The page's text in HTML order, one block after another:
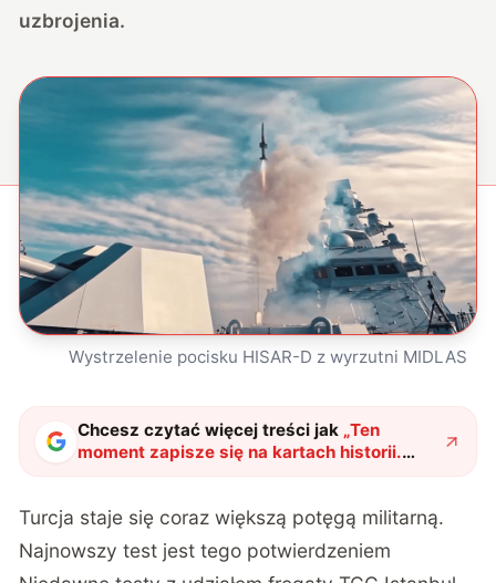
uzbrojenia.
Wystrzelenie pocisku HISAR-D z wyrzutni MIDLAS
Chcesz czytać więcej treści jak „Ten
moment zapisze się na kartach historii.
Turcja staje się coraz większą militarną
Turcja staje się coraz większą potęgą militarną.
Najnowszy test jest tego potwierdzeniem